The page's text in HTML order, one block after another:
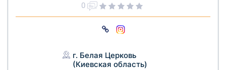
0
г. Белая Церковь
(Киевская область)